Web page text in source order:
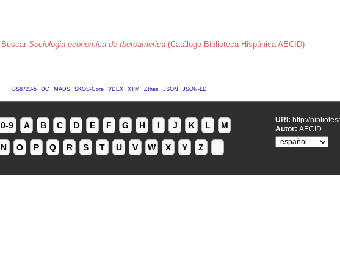
Buscar Sociologia economica de Iberoamerica (Catálogo Biblioteca Hispánica AECID)
BS8723-5 DC MADS SKOS-Core VDEX XTM Zthes JSON JSON-LD
0-9 A B C D E F G H I J K L M
N O P Q R S T U V W X Y Z
URI: http://
Autor: AECID